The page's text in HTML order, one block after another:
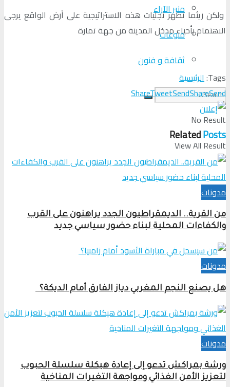
منبر الآراء
منوعات
ثقافة و فنون
No Result
View All Result
ولكن ريثما تظهر تجليات هذه الاستراتيجية على أرض الواقع يرجى
الاهتمام بأحياء مدخل المدينة من جهة تمارة
Tags: الرئيسية
ShareTweetSendShareSend
RelatedPosts
مدونات
من القرية.. الديمقراطيون الجدد يراهنون على القرب
والكفاءات المحلية لبناء حضور سياسي جديد
مدونات
هل يصنع النجم المغربي دياز الفارق أمام الديكة؟
مدونات
ورشة بمراكش تدعو إلى إعادة هيكلة سلسلة الحبوب
لتعزيز الأمن الغذائي ومواجهة التغيرات المناخية